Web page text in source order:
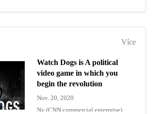
Více
Watch Dogs is A political
video game in which you
begin the revolution
Nov. 20, 2020
Ny (CNN commercial enterprise)